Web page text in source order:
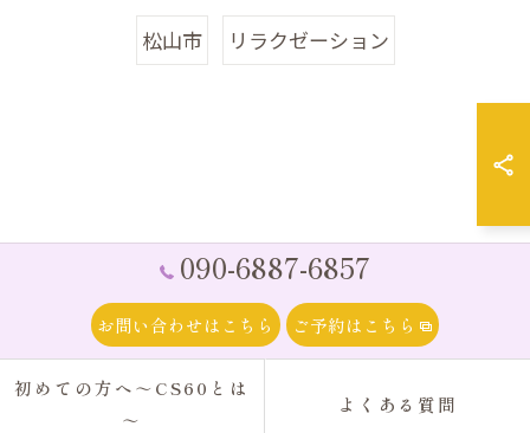
松山市 リラクゼーション
090-6887-6857
お問い合わせはこちら ご予約はこちら
初めての方へ～CS60とは
～
よくある質問